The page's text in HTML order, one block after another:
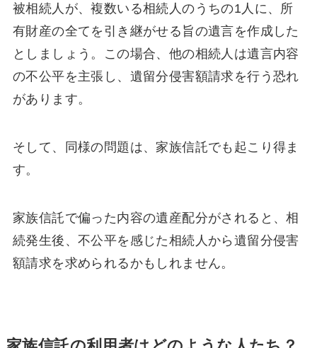
被相続人が、複数いる相続人のうちの1人に、所
有財産の全てを引き継がせる旨の遺言を作成した
としましょう。この場合、他の相続人は遺言内容
の不公平を主張し、遺留分侵害額請求を行う恐れ
があります。
そして、同様の問題は、家族信託でも起こり得ま
す。
家族信託で偏った内容の遺産配分がされると、相
続発生後、不公平を感じた相続人から遺留分侵害
額請求を求められるかもしれません。